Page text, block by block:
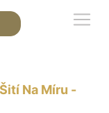
Na Míru -